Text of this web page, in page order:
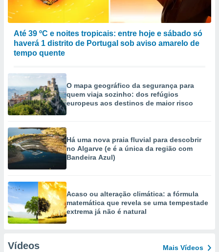
Até 39 ºC e noites tropicais: entre hoje e sábado só
haverá 1 distrito de Portugal sob aviso amarelo de
tempo quente
O mapa geográfico da segurança para
quem viaja sozinho: dos refúgios
europeus aos destinos de maior risco
Há uma nova praia fluvial para descobrir
no Algarve (e é a única da região com
Bandeira Azul)
Acaso ou alteração climática: a fórmula
matemática que revela se uma tempestade
extrema já não é natural
Vídeos Mais Vídeos